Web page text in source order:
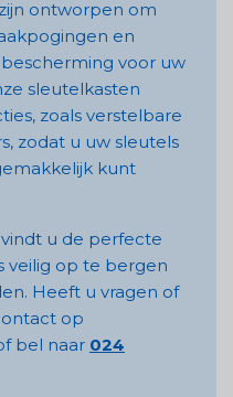
ontworpen om
en
voor uw
sleutelkasten
zoals verstelbare
zodat u uw sleutels
kunt
u de perfecte
veilig op te bergen
Heeft u vragen of
op
bel naar 024